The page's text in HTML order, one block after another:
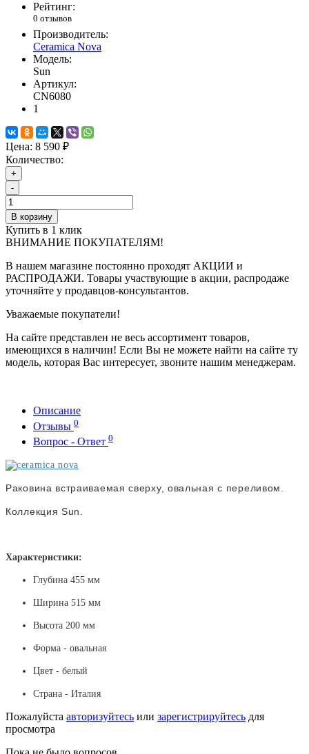
Рейтинг:
0 отзывов
Производитель:
Ceramica Nova
Модель:
Sun
Артикул:
CN6080
1
Цена: 8 590 ₽
Количество:
+
-
В корзину
Купить в 1 клик
ВНИМАНИЕ ПОКУПАТЕЛЯМ!
В нашем магазине постоянно проходят АКЦИИ и
РАСПРОДАЖИ. Товары участвующие в акции, распродаже
уточняйте у продавцов-консультантов.
Уважаемые покупатели!
На сайте представлен не весь ассортимент товаров,
имеющихся в наличии! Если Вы не можете найти на сайте ту
модель, которая Вас интересует, звоните нашим менеджерам.
Описание
Отзывы 0
Вопрос - Ответ 0
Раковина встраиваемая сверху, овальная с переливом.
Коллекция Sun.
Характеристики:
Глубина 455 мм
Ширина 515 мм
Высота 200 мм
Форма - овальная
Цвет - белый
Страна - Италия
Пожалуйста авторизуйтесь или зарегистрируйтесь для
просмотра